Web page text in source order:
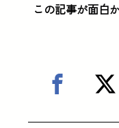
この記事が面白